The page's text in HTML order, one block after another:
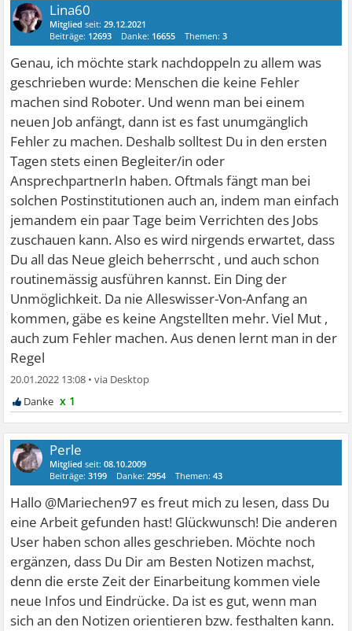
Lina60
Mitglied seit:29.12.2021
Beiträge: 12693 Danke: 16655 Themen:3
Genau, ich möchte stark nachdoppeln zu allem was
geschrieben wurde: Menschen die keine Fehler
machen sind Roboter. Und wenn man bei einem
neuen Job anfängt, dann ist es fast unumgänglich
Fehler zu machen. Deshalb solltest Du in den ersten
Tagen stets einen Begleiter/in oder
AnsprechpartnerIn haben. Oftmals fängt man bei
solchen Postinstitutionen auch an, indem man einfach
jemandem ein paar Tage beim Verrichten des Jobs
zuschauen kann. Also es wird nirgends erwartet, dass
Du all das Neue gleich beherrscht , und auch schon
routinemässig ausführen kannst. Ein Ding der
Unmöglichkeit. Da nie Alleswisser-Von-Anfang an
kommen, gäbe es keine Angstellten mehr. Viel Mut ,
auch zum Fehler machen. Aus denen lernt man in der
Regel
20.01.2022 13:08 •
x 1
Perle
Mitglied seit:08.10.2009
Beiträge:3199 Danke:2954 Themen:43
Hallo @Mariechen97 es freut mich zu lesen, dass Du
eine Arbeit gefunden hast! Glückwunsch! Die anderen
User haben schon alles geschrieben. Möchte noch
ergänzen, dass Du Dir am Besten Notizen machst,
denn die erste Zeit der Einarbeitung kommen viele
neue Infos und Eindrücke. Da ist es gut, wenn man
sich an den Notizen orientieren bzw. festhalten kann.